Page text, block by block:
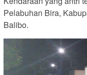
Pelabuhan Bira,
Balibo.